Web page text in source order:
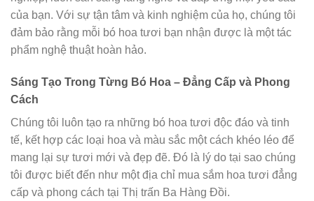
của bạn. Với sự tận tâm và kinh nghiệm của họ, chúng tôi
đảm bảo rằng mỗi bó hoa tươi bạn nhận được là một tác
phẩm nghệ thuật hoàn hảo.
Sáng Tạo Trong Từng Bó Hoa – Đẳng Cấp và Phong
Cách
Chúng tôi luôn tạo ra những bó hoa tươi độc đáo và tinh
tế, kết hợp các loại hoa và màu sắc một cách khéo léo để
mang lại sự tươi mới và đẹp đẽ. Đó là lý do tại sao chúng
tôi được biết đến như một địa chỉ mua sắm hoa tươi đẳng
cấp và phong cách tại Thị trấn Ba Hàng Đồi.